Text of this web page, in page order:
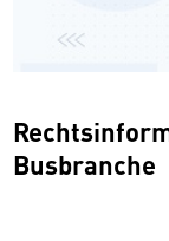
Busbranche